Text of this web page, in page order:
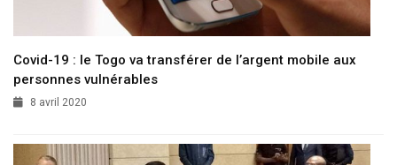
Covid-19 : le Togo va transférer de l’argent mobile aux
personnes vulnérables
8 avril 2020